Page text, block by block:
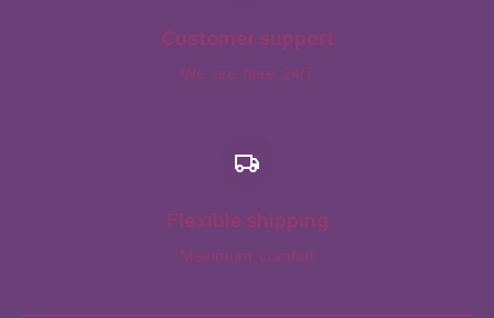
Customer support
We are here 24/7
Flexible shipping
Maximum comfort